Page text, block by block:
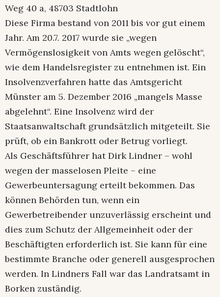
Weg 40 a, 48703 Stadtlohn
Diese Firma bestand von 2011 bis vor gut einem
Jahr. Am 20.7. 2017 wurde sie „wegen
Vermögenslosigkeit von Amts wegen gelöscht“,
wie dem Handelsregister zu entnehmen ist. Ein
Insolvenzverfahren hatte das Amtsgericht
Münster am 5. Dezember 2016 „mangels Masse
abgelehnt“. Eine Insolvenz wird der
Staatsanwaltschaft grundsätzlich mitgeteilt. Sie
prüft, ob ein Bankrott oder Betrug vorliegt.
Als Geschäftsführer hat Dirk Lindner – wohl
wegen der masselosen Pleite – eine
Gewerbeuntersagung erteilt bekommen. Das
können Behörden tun, wenn ein
Gewerbetreibender unzuverlässig erscheint und
dies zum Schutz der Allgemeinheit oder der
Beschäftigten erforderlich ist. Sie kann für eine
bestimmte Branche oder generell ausgesprochen
werden. In Lindners Fall war das Landratsamt in
Borken zuständig.